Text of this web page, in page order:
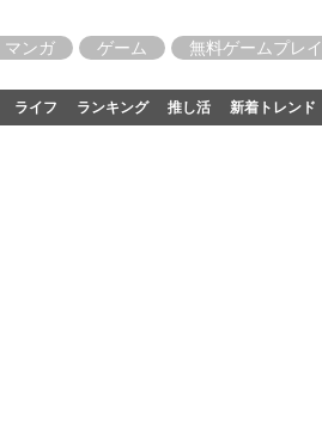
マンガ ゲーム 無料ゲームプレイ
ライフ ランキング 推し活 新着トレンド